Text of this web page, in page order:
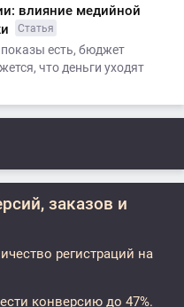
влияние медийной
Статья
есть, бюджет
что деньги уходят
заказов и
регистраций на
конверсию до 47%.